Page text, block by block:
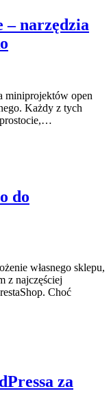
narzędzia
miniprojektów open
Każdy z tych
prostocie,…
do
własnego sklepu,
z najczęściej
Choć
za